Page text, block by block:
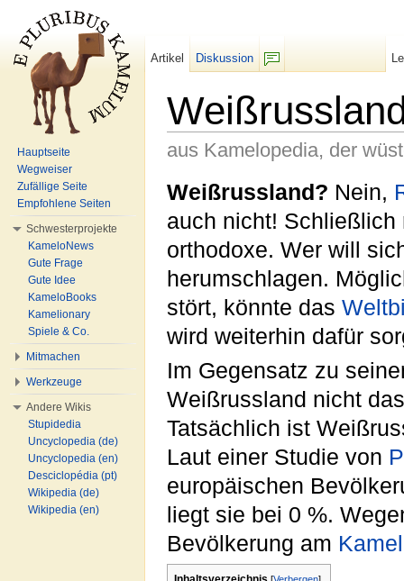
aus Kamelopedia, der
Weißrussland? Nein,
auch nicht!
orthodoxe. Wer will
herumschlagen.
stört, könnte das
wird weiterhin dafür
Im Gegensatz zu
Weißrussland nicht
Tatsächlich ist
Laut einer Studie von
europäischen
liegt sie bei 0 %.
Bevölkerung am Kamel
Artikel
Diskussion
Hauptseite
Wegweiser
Zufällige Seite
Empfohlene Seiten
Schwesterprojekte
KameloNews
Gute Frage
Gute Idee
KameloBooks
Kamelionary
Spiele & Co.
Mitmachen
Werkzeuge
Andere Wikis
Stupidedia
Uncyclopedia (de)
Uncyclopedia (en)
Desciclopédia (pt)
Wikipedia (de)
Wikipedia (en)